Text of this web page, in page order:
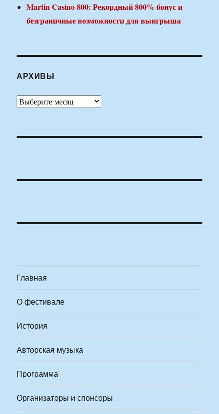
Martin Casino 800: Рекордный 800% бонус и
безграничные возможности для выигрыша
АРХИВЫ
Архивы
Главная
О фестивале
История
Авторская музыка
Программа
Организаторы и спонсоры